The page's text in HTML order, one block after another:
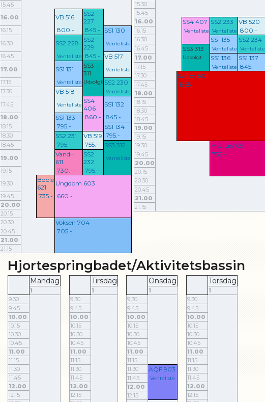
15.45
16.00
VB 516
SS2
227
16.15 800.- 845.- SS1 130
16.30 SS2 228
SS2
229
Venteliste
16.45 Venteliste 845.- VB 517
17.00 SS1 131
SS3
311
Venteliste
17.15 Venteliste Udsolgt SS2 230
17.30 VB 518 Venteliste
17.45 Venteliste
SS4
406
SS1 132
18.00 SS1 133 860.- 845.-
18.15 795.- SS1 134
18.30 SS2 231 VB 519 795.-
18.45 795.- 755.- SS3 312
19.00
VandH
611
SS2
232
Venteliste
19.15 730.- 795.-
19.30
Boble
621
Ungdom 603
19.45 735.- 660.-
20.00
20.15
20.30
Voksen 704
20.45 705.-
21.00
21.15
15.30
15.45
16.00
SS4 407 SS2 233 VB 520
16.15 Venteliste Venteliste 800.-
16.30 SS1 135 SS2 234
16.45 SS3 313 Venteliste Venteliste
17.00 Udsolgt SS1 136 SS1 137
17.15 Venteliste 845.-
17.30 Senior 801
17.45 1565.-
18.00
18.15
18.30
18.45
19.00
19.15
19.30
Masters 721
19.45 735.-
20.00
20.15
20.30
20.45
21.00
21.15
Hjortespringbadet/Aktivitetsbassin
Mandag
1
9.30
9.45
10.00
10.15
10.30
10.45
11.00
11.15
11.30
11.45
12.00
12.15
Tirsdag
1
9.30
9.45
10.00
10.15
10.30
10.45
11.00
11.15
11.30
11.45
12.00
12.15
Onsdag
1
9.30
9.45
10.00
10.15
10.30
10.45
11.00
11.15
11.30
AQF 903
11.45 Venteliste
12.00
12.15
Torsdag
1
9.30
9.45
10.00
10.15
10.30
10.45
11.00
11.15
11.30
11.45
12.00
12.15